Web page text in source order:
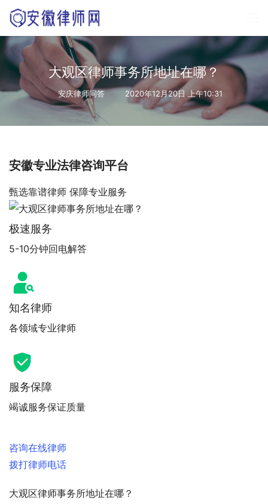
大观区律师事务所地址在哪？
安庆律师问答 2020年12月20日 上午10:31
安徽专业法律咨询平台
甄选靠谱律师 保障专业服务
极速服务
5-10分钟回电解答
知名律师
各领域专业律师
服务保障
竭诚服务保证质量
咨询在线律师
拨打律师电话
大观区律师事务所地址在哪？